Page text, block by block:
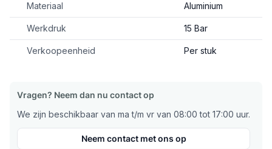
Materiaal Aluminium
Werkdruk 15 Bar
Verkoopeenheid Per stuk
Vragen? Neem dan nu contact op
We zijn beschikbaar van ma t/m vr van 08:00 tot 17:00 uur.
Neem contact met ons op